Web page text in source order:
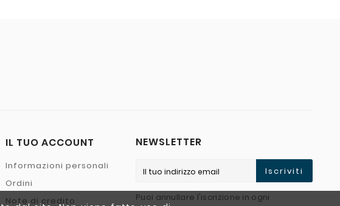
IL TUO ACCOUNT
Informazioni personali
Ordini
Note di credito
NEWSLETTER
Iscriviti
Puoi annullare l'iscrizione in ogni